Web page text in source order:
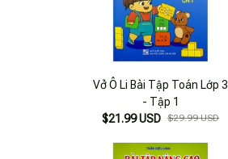
Vở Ô Li Bài Tập Toán Lớp 3
- Tập 1
$21.99 USD $29.99 USD